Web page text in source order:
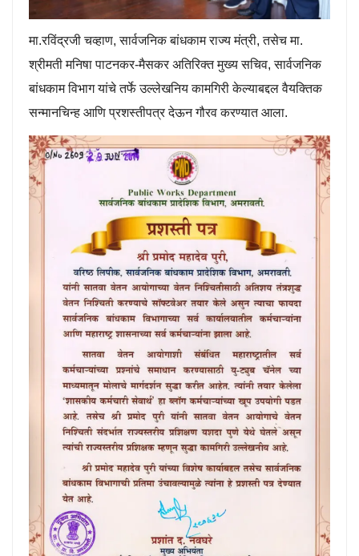
मा.रविंद्रजी चव्हाण, सार्वजनिक बांधकाम राज्य मंत्री, तसेच मा.
श्रीमती मनिषा पाटनकर-मैसकर अतिरिक्त मुख्य सचिव, सार्वजनिक
बांधकाम विभाग यांचे तर्फे उल्लेखनिय कामगिरी केल्याबद्दल वैयक्तिक
सन्मानचिन्ह आणि प्रशस्तीपत्र देऊन गौरव करण्यात आला.